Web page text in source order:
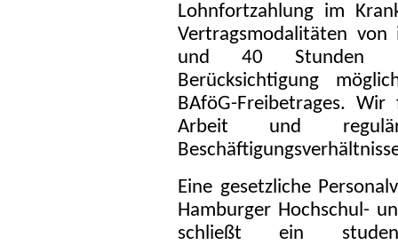
Lohnfortzahlung im
Vertragsmodalitäten
und 40 Stunden
Berücksichtigung
BAföG-Freibetrages.
Arbeit und reguläre,
Eine gesetzliche
Hamburger Hochschul-
schließt ein